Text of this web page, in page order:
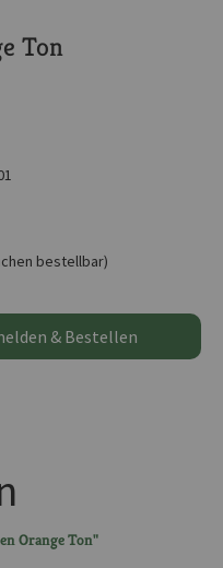
Ton
bestellbar)
& Bestellen
Orange Ton"